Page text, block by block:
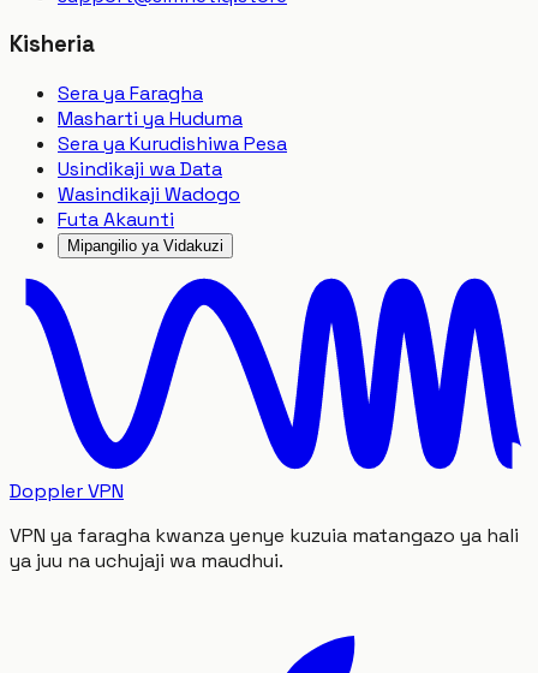
Kisheria
Sera ya Faragha
Masharti ya Huduma
Sera ya Kurudishiwa Pesa
Usindikaji wa Data
Wasindikaji Wadogo
Futa Akaunti
Mipangilio ya Vidakuzi
Doppler VPN
VPN ya faragha kwanza yenye kuzuia matangazo ya hali
ya juu na uchujaji wa maudhui.